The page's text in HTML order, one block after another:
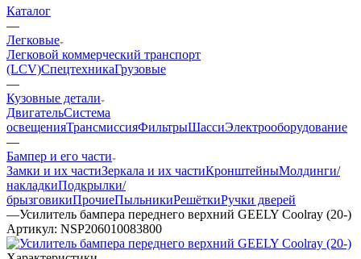
Каталог
—
Легковые
Легковой коммерческий транспорт
(LCV)СпецтехникаГрузовые
—
Кузовные детали
ДвигательСистема
освещенияТрансмиссияФильтрыШассиЭлектрооборудование
—
Бампер и его части
Замки и их частиЗеркала и их частиКронштейныМолдинги/
накладкиПодкрылки/
брызговикиПрочиеПыльникиРешёткиРучки дверей
—Усилитель бампера переднего верхний GEELY Coolray (20-)
Артикул: NSP206010083800